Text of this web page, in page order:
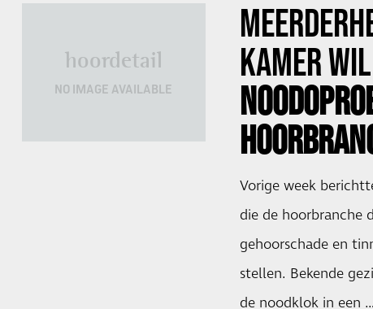
hoordetail
NO IMAGE AVAILABLE
KAMER
Vorige week
die de hoorbranche
gehoorschade en
stellen. Bekende
de noodklok in een …